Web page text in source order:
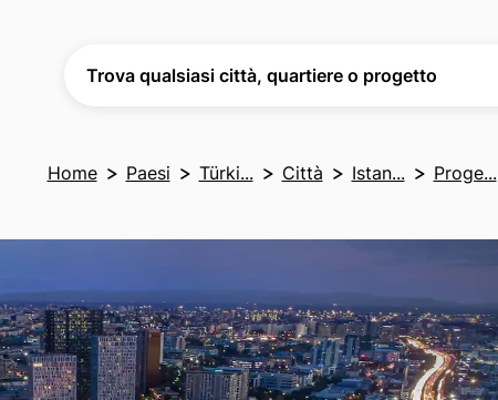
Trova qualsiasi città, quartiere o progetto
Home Paesi Türki... Città Istan... Proge...